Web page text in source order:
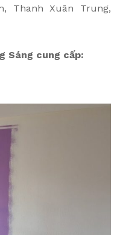
Thanh Xuân Trung,
Sáng cung cấp: